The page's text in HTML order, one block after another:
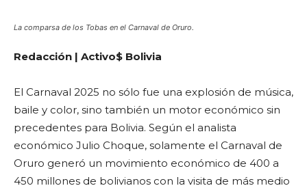
La comparsa de los Tobas en el Carnaval de Oruro.
Redacción | Activo$ Bolivia
El Carnaval 2025 no sólo fue una explosión de música,
baile y color, sino también un motor económico sin
precedentes para Bolivia. Según el analista
económico Julio Choque, solamente el Carnaval de
Oruro generó un movimiento económico de 400 a
450 millones de bolivianos con la visita de más medio